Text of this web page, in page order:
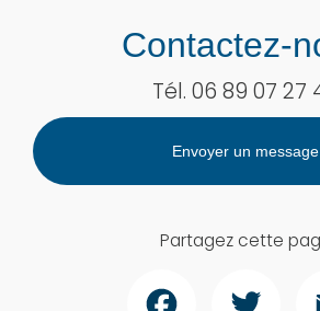
Contactez-
Tél. 06 89 07 27
Envoyer un message
Partagez cette